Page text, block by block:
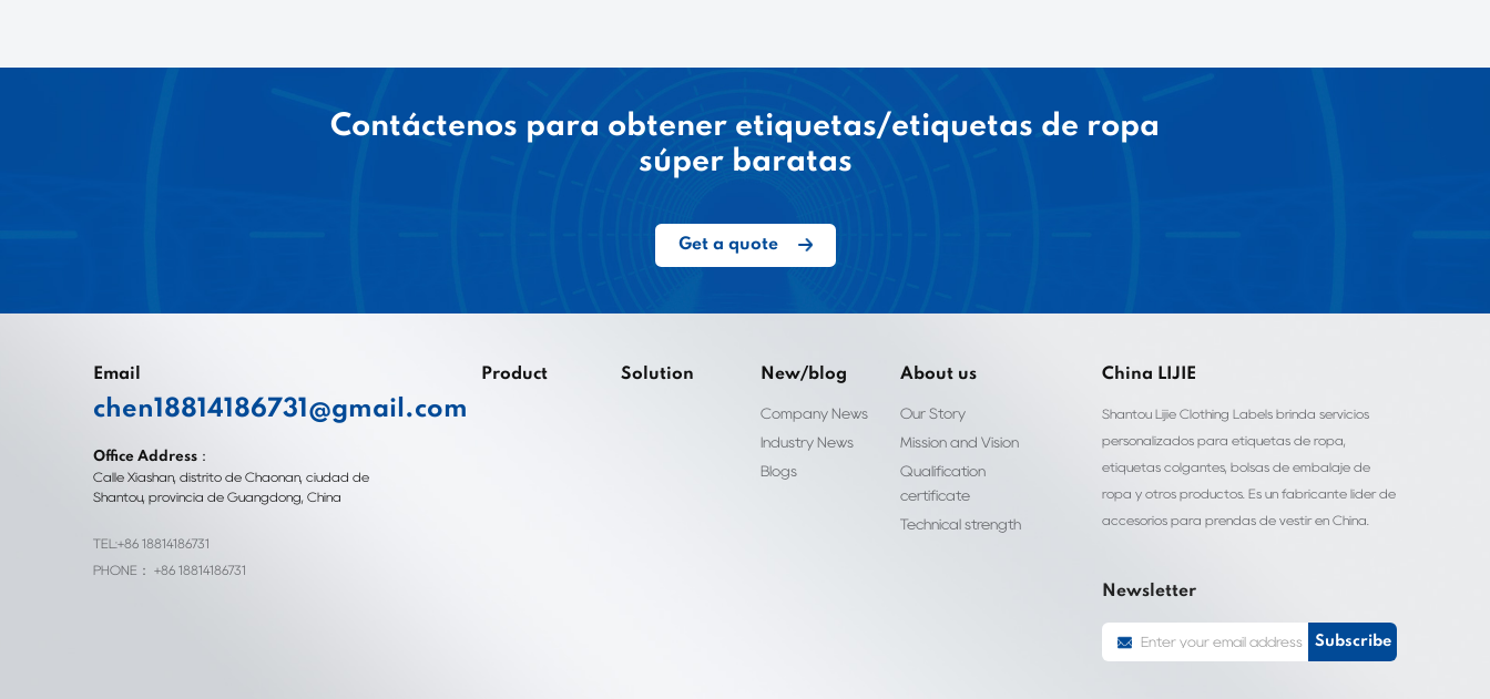
Contáctenos para obtener etiquetas/etiquetas de ropa
súper baratas
Get a quote
Email
chen18814186731@gmail.com
Office Address：
Calle Xiashan, distrito de Chaonan, ciudad de
Shantou, provincia de Guangdong, China
TEL:+86 18814186731
PHONE： +86 18814186731
Product Solution New/blog
Company News
Industry News
Blogs
About us
Our Story
Mission and Vision
Qualification
certificate
Technical strength
China LIJIE
Shantou Lijie Clothing Labels brinda servicios
personalizados para etiquetas de ropa,
etiquetas colgantes, bolsas de embalaje de
ropa y otros productos. Es un fabricante líder de
accesorios para prendas de vestir en China.
Newsletter